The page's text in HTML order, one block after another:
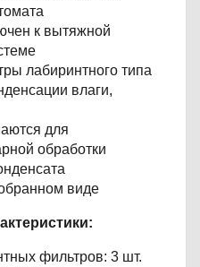
к вытяжной
лабиринтного типа
влаги,
для
обработки
виде
фильтров: 3 шт.